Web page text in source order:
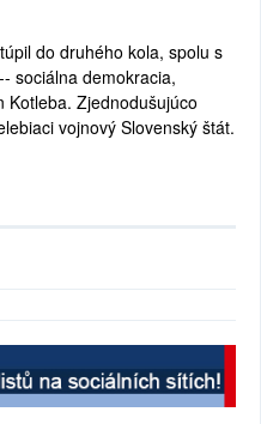
do druhého kola, spolu s
sociálna demokracia,
Zjednodušujúco
vojnový Slovenský štát.